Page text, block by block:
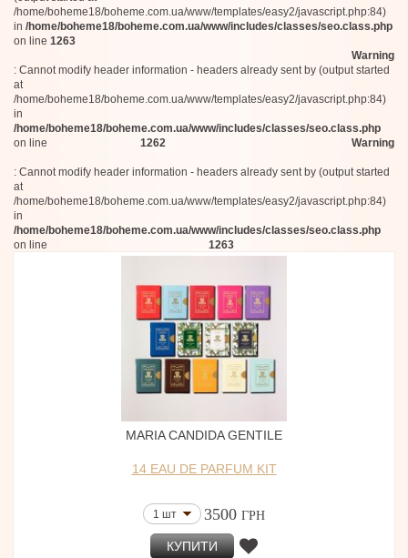
/home/boheme18/boheme.com.ua/www/templates/easy2/javascript.php:84)
in /home/boheme18/boheme.com.ua/www/includes/classes/seo.class.php
on line 1263
Warning
: Cannot modify header information - headers already sent by (output started
at
/home/boheme18/boheme.com.ua/www/templates/easy2/javascript.php:84)
in
/home/boheme18/boheme.com.ua/www/includes/classes/seo.class.php
on line
1262 Warning
: Cannot modify header information - headers already sent by (output started
at
/home/boheme18/boheme.com.ua/www/templates/easy2/javascript.php:84)
in
/home/boheme18/boheme.com.ua/www/includes/classes/seo.class.php
on line
1263
MARIA CANDIDA GENTILE
14 EAU DE PARFUM KIT
1 шт 3500 ГРН
КУПИТИ